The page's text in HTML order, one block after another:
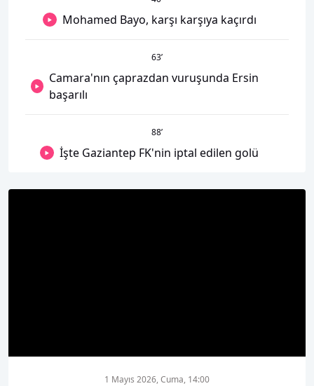
Mohamed Bayo, karşı karşıya kaçırdı
63’
Camara'nın çaprazdan vuruşunda Ersin
başarılı
88’
İşte Gaziantep FK'nin iptal edilen golü
1 Mayıs 2026, Cuma, 14:00